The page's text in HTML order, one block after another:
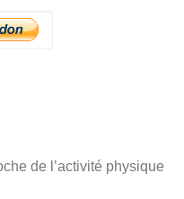
de l’activité physique